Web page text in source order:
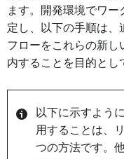
ます。開発環境でワ
定し、以下の手順は、
フローをこれらの新し
内することを目的とし
以下に示すよう
用することは、
つの方法です。他